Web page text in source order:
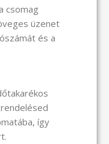
csomag
üzenet
és a
így